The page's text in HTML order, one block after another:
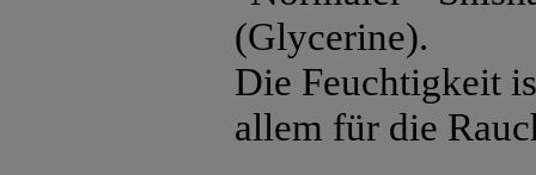
(Glycerine).
Die Feuchtigkeit
allem für die